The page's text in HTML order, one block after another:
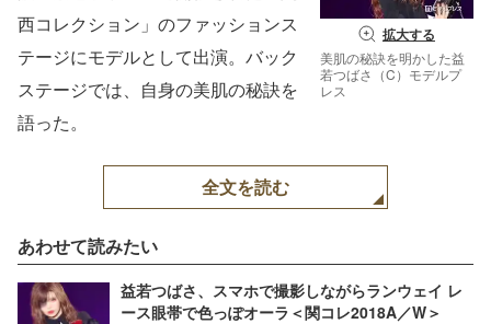
拡大する
美肌の秘訣を明かした益
若つばさ（C）モデルプ
レス
西コレクション」のファッションス
テージにモデルとして出演。バック
ステージでは、自身の美肌の秘訣を
語った。
全文を読む
あわせて読みたい
益若つばさ、スマホで撮影しながらランウェイ レ
ース眼帯で色っぽオーラ＜関コレ2018A／W＞